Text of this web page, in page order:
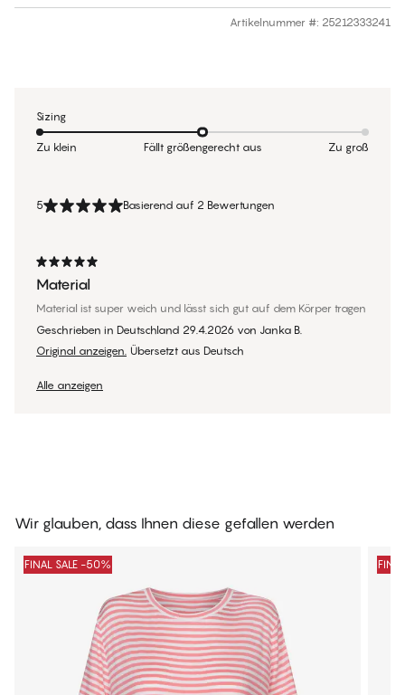
Artikelnummer #: 25212333241
5 Basierend auf 2 Bewertungen
Material
Material ist super weich und lässt sich gut auf dem Körper tragen
Geschrieben in Deutschland 29.4.2026 von Janka B.
Original anzeigen. Übersetzt aus Deutsch
Alle anzeigen
Sizing
Zu klein Fällt größengerecht aus Zu groß
Wir glauben, dass Ihnen diese gefallen werden
FINAL SALE -50%